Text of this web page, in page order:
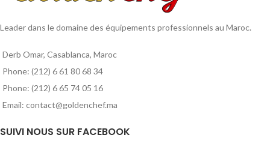
Leader dans le domaine des équipements professionnels au Maroc.
Derb Omar, Casablanca, Maroc
Phone: (212) 6 61 80 68 34
Phone: (212) 6 65 74 05 16
Email: contact@goldenchef.ma
SUIVI NOUS SUR FACEBOOK